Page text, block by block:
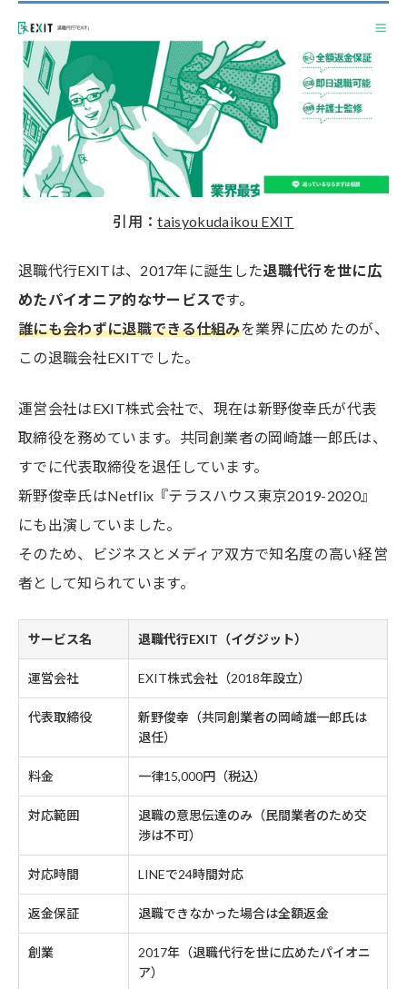
引用：taisyokudaikou EXIT
退職代行EXITは、2017年に誕生した退職代行を世に広
めたパイオニア的なサービスです。
誰にも会わずに退職できる仕組みを業界に広めたのが、
この退職会社EXITでした。
運営会社はEXIT株式会社で、現在は新野俊幸氏が代表
取締役を務めています。共同創業者の岡崎雄一郎氏は、
すでに代表取締役を退任しています。
新野俊幸氏はNetflix『テラスハウス東京2019-2020』
にも出演していました。
そのため、ビジネスとメディア双方で知名度の高い経営
者として知られています。
サービス名 退職代行EXIT（イグジット）
運営会社 EXIT株式会社（2018年設立）
代表取締役
新野俊幸（共同創業者の岡崎雄一郎氏は
退任）
料金 一律15,000円（税込）
対応範囲
退職の意思伝達のみ（民間業者のため交
渉は不可）
対応時間 LINEで24時間対応
返金保証 退職できなかった場合は全額返金
創業
2017年（退職代行を世に広めたパイオニ
ア）